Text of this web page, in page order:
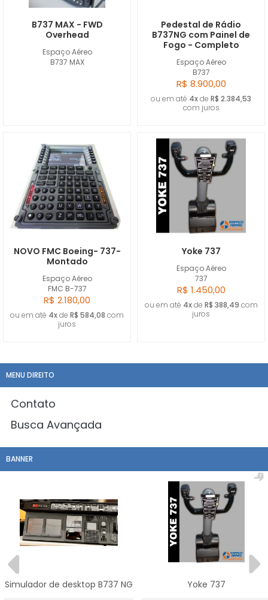
Espaço Aéreo
B737 MAX
B737 MAX - FWD
Overhead
Espaço Aéreo
B737
Pedestal de Rádio
B737NG com Painel de
Fogo - Completo
R$ 8.900,00
ou em até 4xde R$ 2.384,53
com juros
Espaço Aéreo
FMC B-737
NOVO FMC Boeing- 737-
Montado
R$ 2.180,00
ou em até 4xde R$ 584,08 com
juros
Espaço Aéreo
737
Yoke 737
R$ 1.450,00
ou em até 4xde R$ 388,49 com
juros
MENU DIREITO
Contato
Busca Avançada
BANNER
Simulador de desktop B737 NG Yoke 737